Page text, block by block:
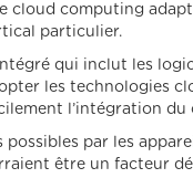
cloud computing
particulier.
qui inclut les
les technologies
l’intégration du
par les
être un facteur